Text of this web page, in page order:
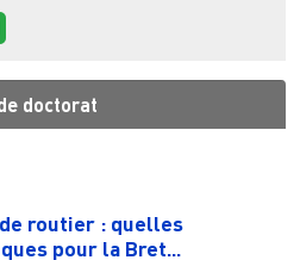
doctorat
routier : quelles
pour la Bret...